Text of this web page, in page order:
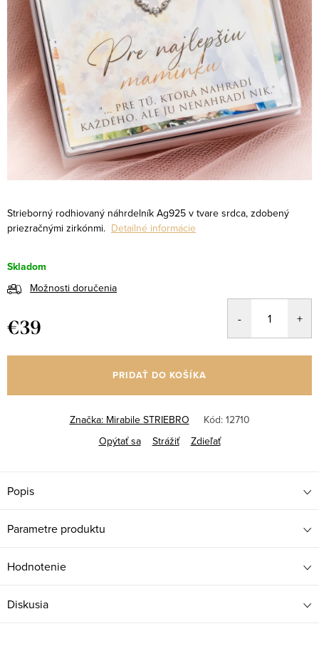
Strieborný rodhiovaný náhrdelník Ag925 v tvare srdca, zdobený
priezračnými zirkónmi. Detailné informácie
Skladom
Možnosti doručenia
€39
cena:
PRIDAŤ DO KOŠÍKA
Značka: Mirabile STRIEBRO Kód: 12710
Opýtať sa
Strážiť Zdieľať
Popis
Parametre produktu
Hodnotenie
Diskusia